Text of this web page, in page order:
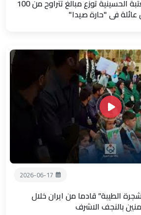
شملت 250 عائلة: العتبة الحسينية توزع مبالغ تتراوح من 100
2026-06-17
الطيبة” قادما من ايران خلال
بالنجف الاشرف